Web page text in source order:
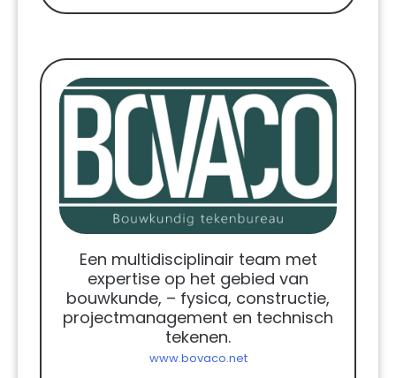
Een multidisciplinair team met
expertise op het gebied van
bouwkunde, – fysica, constructie,
projectmanagement en technisch
tekenen.
www.bovaco.net